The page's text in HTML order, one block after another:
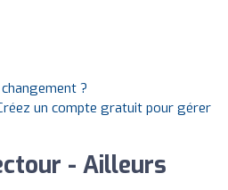
?
un compte gratuit pour gérer
- Ailleurs